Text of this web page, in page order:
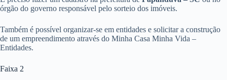
órgão do governo responsável pelo sorteio dos imóveis.
Também é possível organizar-se em entidades e solicitar a construção
de um empreendimento através do Minha Casa Minha Vida –
Entidades.
Faixa 2